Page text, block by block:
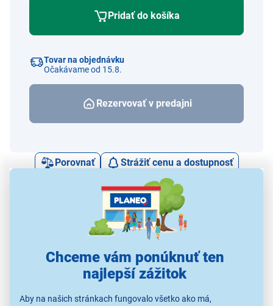
Chceme vám ponúknuť ten
najlepší zážitok
Aby na našich stránkach fungovalo všetko ako má,
Pridať do košíka
Tovar na objednávku
Očakávame od 15.8.
Rezervovať v predajni
Porovnať Strážiť cenu a dostupnosť
Alternatívy k tomuto produktu
90,00 €
Hercules BS030B
17,80 €
Hercules KS400B
118,00 €